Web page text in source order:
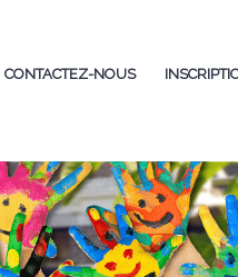
CONTACTEZ-NOUS